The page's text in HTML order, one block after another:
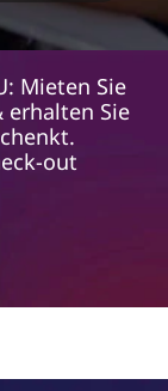
Mieten Sie
Sie
out